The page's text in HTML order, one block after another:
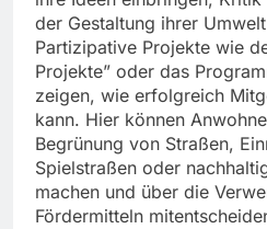
der Gestaltung ihrer
Partizipative Projekte wie
Projekte” oder das
zeigen, wie erfolgreich
kann. Hier können
Begrünung von Straßen,
Spielstraßen oder
machen und über die
Fördermitteln